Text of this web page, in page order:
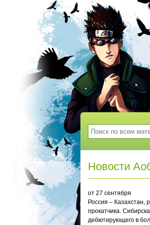
Новости
от 27 сентября
Россия –
прокатчика.
дебютирующего в